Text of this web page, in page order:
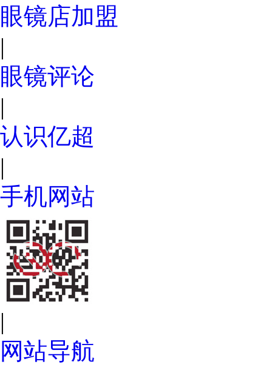
眼镜店加盟
|
眼镜评论
|
认识亿超
|
手机网站
|
网站导航